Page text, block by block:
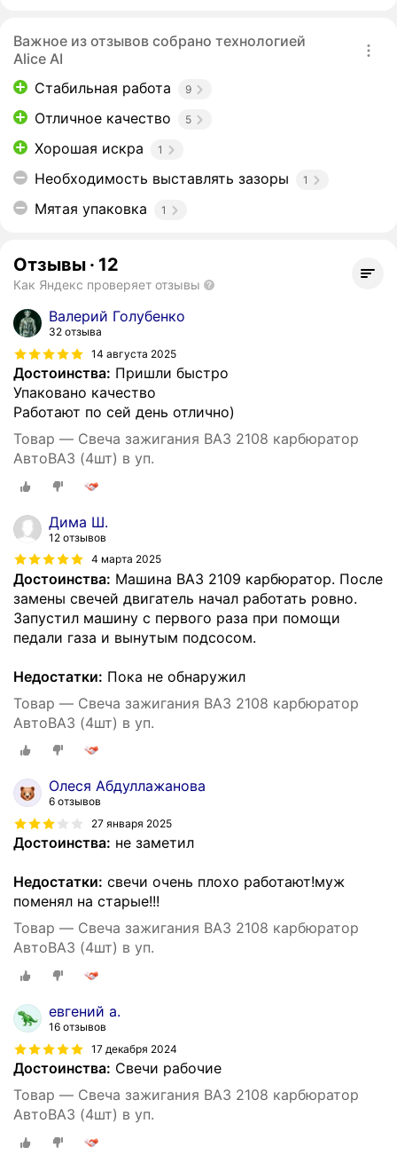
Важное из отзывов собрано технологией
Alice AI
Стабильная работа
9
Отличное качество 5
Хорошая искра 1
Необходимость выставлять зазоры 1
Мятая упаковка 1
Отзывы · 12
Как Яндекс проверяет отзывы
Валерий Голубенко
32 отзыва
14 августа 2025
Достоинства: Пришли быстро
Упаковано качество
Работают по сей день отлично)
Товар — Свеча зажигания ВАЗ 2108 карбюратор
АвтоВАЗ (4шт) в уп.
Дима Ш.
12 отзывов
4 марта 2025
Достоинства: Машина ВАЗ 2109 карбюратор. После
замены свечей двигатель начал работать ровно.
Запустил машину с первого раза при помощи
педали газа и вынутым подсосом.
Недостатки: Пока не обнаружил
Товар — Свеча зажигания ВАЗ 2108 карбюратор
АвтоВАЗ (4шт) в уп.
Олеся Абдуллажанова
6 отзывов
27 января 2025
Достоинства: не заметил
Недостатки: свечи очень плохо работают!муж
поменял на старые!!!
Товар — Свеча зажигания ВАЗ 2108 карбюратор
АвтоВАЗ (4шт) в уп.
евгений а.
16 отзывов
17 декабря 2024
Достоинства: Свечи рабочие
Товар — Свеча зажигания ВАЗ 2108 карбюратор
АвтоВАЗ (4шт) в уп.